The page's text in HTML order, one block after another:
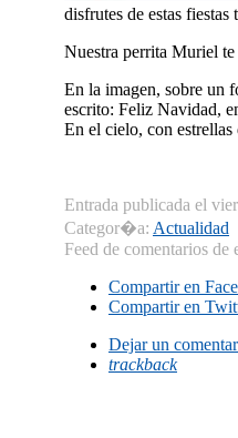
disfrutes de estas
Nuestra perrita Muriel te
En la imagen, sobre un
escrito: Feliz Navidad,
En el cielo, con
Entrada publicada el
Categor�a: Actualidad
Feed de comentarios de
Compartir en
Compartir en
Dejar un
trackback